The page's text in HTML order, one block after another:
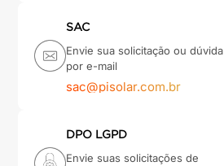
SAC
Envie sua solicitação ou dúvida
por e-mail
sac@pisolar.com.br
DPO LGPD
Envie suas solicitações de